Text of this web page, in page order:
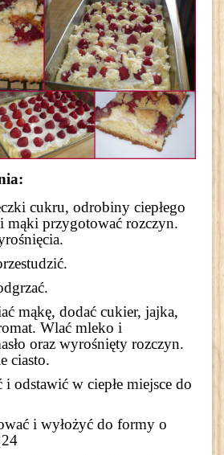
cukru, odrobiny ciepłego
mąki przygotować rozczyn.
mąkę, dodać cukier, jajka,
Wlać mleko i
oraz wyrośnięty rozczyn.
ciasto.
odstawić w ciepłe miejsce do
i wyłożyć do formy o